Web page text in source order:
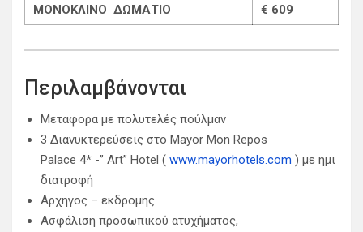
ΜΟΝΟΚΛΙΝΟ ΔΩΜΑΤΙΟ
€ 609
Περιλαμβάνονται
Μεταφορα με πολυτελές πούλμαν
3 Διανυκτερεύσεις στo Mayor Mon Repos
Palace 4* -” Art” Hotel ( www.mayorhotels.com ) με ημι
διατροφή
Αρχηγος – εκδρομης
Aσφάλιση προσωπικού ατυχήματος,